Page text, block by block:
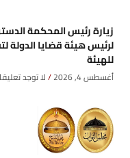
زيارة رئيس المحكمة
لرئيس هيئة قضايا الدولة
للهيئة
أغسطس 4, 2026 لا توجد